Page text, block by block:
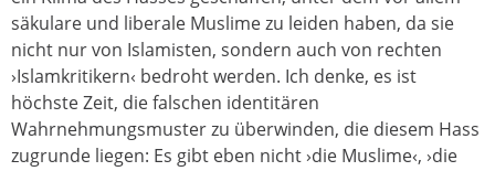
säkulare und liberale Muslime zu leiden haben, da sie
nicht nur von Islamisten, sondern auch von rechten
›Islamkritikern‹ bedroht werden. Ich denke, es ist
höchste Zeit, die falschen identitären
Wahrnehmungsmuster zu überwinden, die diesem Hass
zugrunde liegen: Es gibt eben nicht ›die Muslime‹, ›die